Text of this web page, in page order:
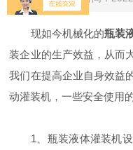
现如今机械化的瓶装
装企业的生产效益，从而
我们在提高企业自身效益
动灌装机，一些安全使用
1、瓶装液体灌装机设